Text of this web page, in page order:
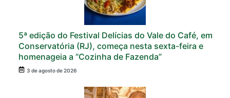
5ª edição do Festival Delícias do Vale do Café, em
Conservatória (RJ), começa nesta sexta-feira e
homenageia a “Cozinha de Fazenda”
3 de agosto de 2026